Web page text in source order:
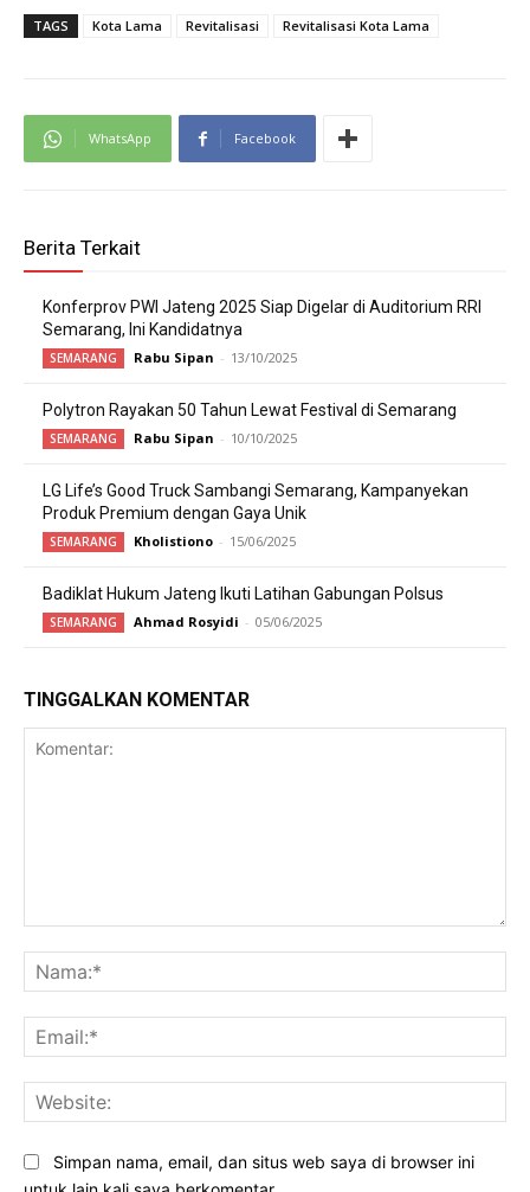
TAGS Kota Lama Revitalisasi Revitalisasi Kota Lama
WhatsApp Facebook
Berita Terkait
Konferprov PWI Jateng 2025 Siap Digelar di Auditorium RRI
Semarang, Ini Kandidatnya
SEMARANG Rabu Sipan - 13/10/2025
Polytron Rayakan 50 Tahun Lewat Festival di Semarang
SEMARANG Rabu Sipan - 10/10/2025
LG Life’s Good Truck Sambangi Semarang, Kampanyekan
Produk Premium dengan Gaya Unik
SEMARANG Kholistiono - 15/06/2025
Badiklat Hukum Jateng Ikuti Latihan Gabungan Polsus
SEMARANG Ahmad Rosyidi - 05/06/2025
TINGGALKAN KOMENTAR
Simpan nama, email, dan situs web saya di browser ini